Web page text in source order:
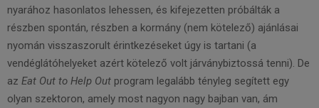
nyarához hasonlatos lehessen, és kifejezetten próbálták a
részben spontán, részben a kormány (nem kötelező) ajánlásai
nyomán visszaszorult érintkezéseket úgy is tartani (a
vendéglátóhelyeket azért kötelező volt járványbiztossá tenni). De
az Eat Out to Help Out program legalább tényleg segített egy
olyan szektoron, amely most nagyon nagy bajban van, ám